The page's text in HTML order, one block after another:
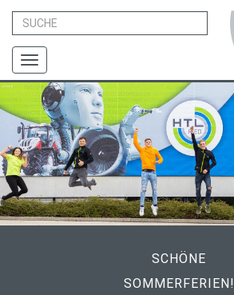
Toggle
navigation
SCHÖNE
SOMMERFERIEN!